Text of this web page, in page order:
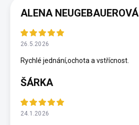
ALENA NEUGEBAUEROVÁ
26.5.2026
Rychlé jednání,ochota a vstřícnost.
ŠÁRKA
24.1.2026